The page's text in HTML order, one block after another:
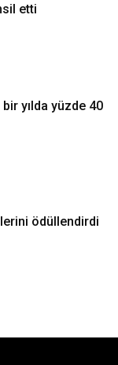
etti
yılda yüzde 40
ödüllendirdi